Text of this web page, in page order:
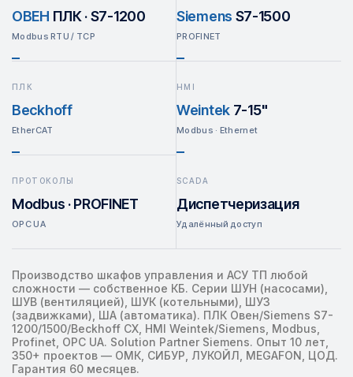
ОВЕН ПЛК · S7-1200
Modbus RTU / TCP
Siemens S7-1500
PROFINET
ПЛК
Beckhoff
EtherCAT
HMI
Weintek7-15"
Modbus · Ethernet
ПРОТОКОЛЫ
Modbus · PROFINET
OPC UA
SCADA
Диспетчеризация
Удалённый доступ
Производство шкафов управления и АСУ ТП любой
сложности — собственное КБ. Серии ШУН (насосами),
ШУВ (вентиляцией), ШУК (котельными), ШУЗ
(задвижками), ША (автоматика). ПЛК Овен/Siemens S7-
1200/1500/Beckhoff CX, HMI Weintek/Siemens, Modbus,
Profinet, OPC UA. Solution Partner Siemens. Опыт 10 лет,
350+ проектов — ОМК, СИБУР, ЛУКОЙЛ, MEGAFON, ЦОД.
Гарантия 60 месяцев.